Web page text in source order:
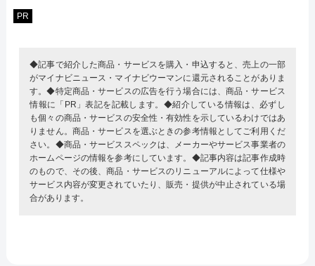
PR
◆記事で紹介した商品・サービスを購入・申込すると、売上の一部
がマイナビニュース・マイナビウーマンに還元されることがありま
す。◆特定商品・サービスの広告を行う場合には、商品・サービス
情報に「PR」表記を記載します。◆紹介している情報は、必ずし
も個々の商品・サービスの安全性・有効性を示しているわけではあ
りません。商品・サービスを選ぶときの参考情報としてご利用くだ
さい。◆商品・サービススペックは、メーカーやサービス事業者の
ホームページの情報を参考にしています。◆記事内容は記事作成時
のもので、その後、商品・サービスのリニューアルによって仕様や
サービス内容が変更されていたり、販売・提供が中止されている場
合があります。